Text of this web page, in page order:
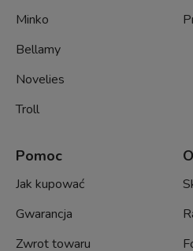
Minko
Bellamy
Novelies
Troll
Pomoc
Jak kupować
Gwarancja
Zwrot towaru